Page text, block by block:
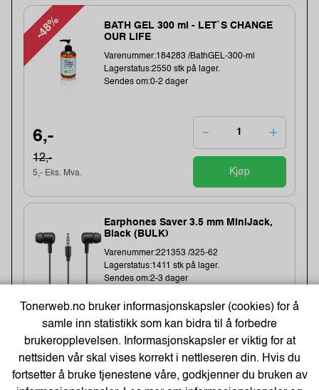
-48%
BATH GEL 300 ml - LET`S CHANGE
OUR LIFE
Varenummer:184283 /BathGEL-300-ml
Lagerstatus:2550 stk på lager.
Sendes om:0-2 dager
6,-
12,-
5,- Eks. Mva. Kjøp
Earphones Saver 3.5 mm MiniJack,
Black (BULK)
Varenummer:221353 /325-62
Lagerstatus:1411 stk på lager.
Sendes om:2-3 dager
20,-
16,- Eks. Mva.
Kjøp
Tonerweb.no bruker informasjonskapsler (cookies) for å
samle inn statistikk som kan bidra til å forbedre
brukeropplevelsen. Informasjonskapsler er viktig for at
nettsiden vår skal vises korrekt i nettleseren din. Hvis du
fortsetter å bruke tjenestene våre, godkjenner du bruken av